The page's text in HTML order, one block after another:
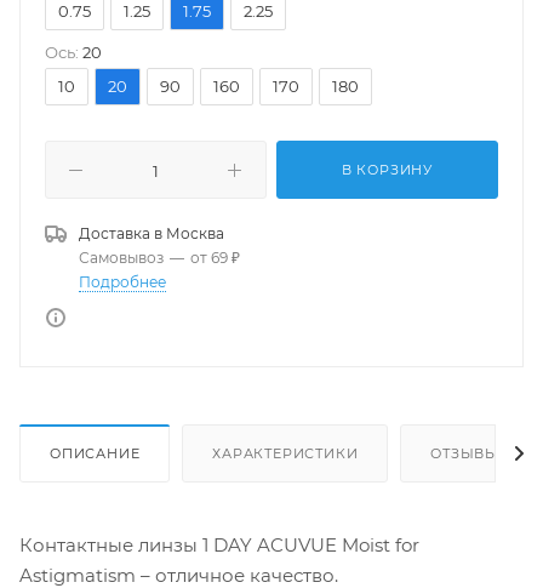
0.75
1.25 1.75 2.25
Ось: 20
10
20 90 160 170 180
В КОРЗИНУ
Доставка в Москва
Самовывоз — от 69 ₽
Подробнее
ОПИСАНИЕ ХАРАКТЕРИСТИКИ ОТЗЫВЫ
Контактные линзы 1 DAY ACUVUE Moist for
Astigmatism – отличное качество.